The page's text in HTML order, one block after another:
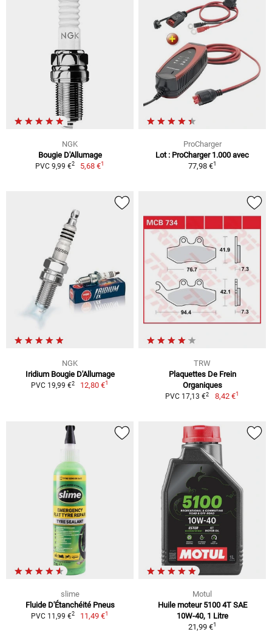
NGK
Bougie D'Allumage
PVC 9,99 €2 5,68 €1
ProCharger
Lot : ProCharger 1.000 avec
77,98 €1
NGK
Iridium Bougie D'Allumage
PVC 19,99 €2 12,80 €1
TRW
Plaquettes De Frein
Organiques
PVC 17,13 €2 8,42 €1
slime
Fluide D'Étanchéité Pneus
PVC 11,99 €2 11,49 €1
Motul
Huile moteur 5100 4T SAE
10W-40, 1 Litre
21,99 €1